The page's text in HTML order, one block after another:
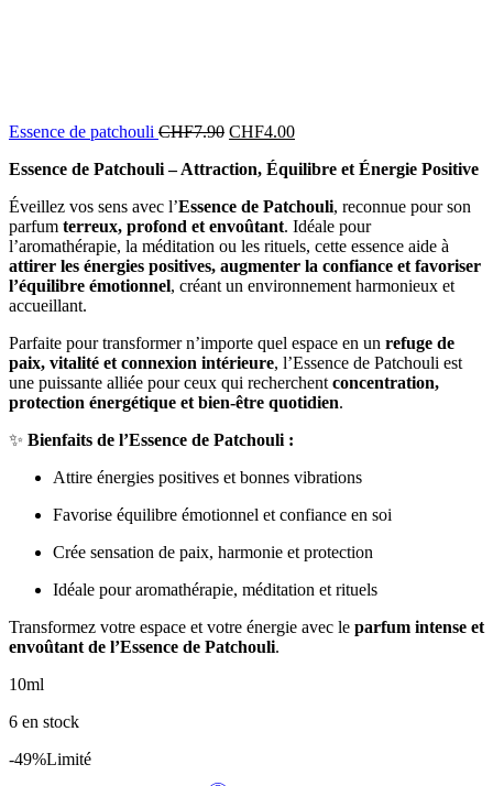
Essence de patchouli CHF7.90 CHF4.00
Essence de Patchouli – Attraction, Équilibre et Énergie Positive
Éveillez vos sens avec l’Essence de Patchouli, reconnue pour son
parfum terreux, profond et envoûtant. Idéale pour
l’aromathérapie, la méditation ou les rituels, cette essence aide à
attirer les énergies positives, augmenter la confiance et favoriser
l’équilibre émotionnel, créant un environnement harmonieux et
accueillant.
Parfaite pour transformer n’importe quel espace en un refuge de
paix, vitalité et connexion intérieure, l’Essence de Patchouli est
une puissante alliée pour ceux qui recherchent concentration,
protection énergétique et bien-être quotidien.
✨ Bienfaits de l’Essence de Patchouli :
Attire énergies positives et bonnes vibrations
Favorise équilibre émotionnel et confiance en soi
Crée sensation de paix, harmonie et protection
Idéale pour aromathérapie, méditation et rituels
Transformez votre espace et votre énergie avec le parfum intense et
envoûtant de l’Essence de Patchouli.
10ml
6 en stock
-49%Limité